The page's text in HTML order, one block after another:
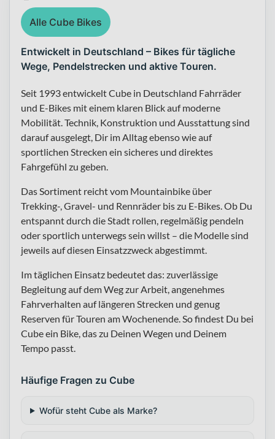
Alle Cube Bikes
Entwickelt in Deutschland – Bikes für tägliche
Wege, Pendelstrecken und aktive Touren.
Seit 1993 entwickelt Cube in Deutschland Fahrräder
und E-Bikes mit einem klaren Blick auf moderne
Mobilität. Technik, Konstruktion und Ausstattung sind
darauf ausgelegt, Dir im Alltag ebenso wie auf
sportlichen Strecken ein sicheres und direktes
Fahrgefühl zu geben.
Das Sortiment reicht vom Mountainbike über
Trekking-, Gravel- und Rennräder bis zu E-Bikes. Ob Du
entspannt durch die Stadt rollen, regelmäßig pendeln
oder sportlich unterwegs sein willst – die Modelle sind
jeweils auf diesen Einsatzzweck abgestimmt.
Im täglichen Einsatz bedeutet das: zuverlässige
Begleitung auf dem Weg zur Arbeit, angenehmes
Fahrverhalten auf längeren Strecken und genug
Reserven für Touren am Wochenende. So findest Du bei
Cube ein Bike, das zu Deinen Wegen und Deinem
Tempo passt.
Häufige Fragen zu Cube
Wofür steht Cube als Marke?